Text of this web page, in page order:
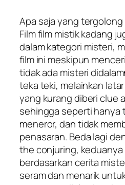
Apa saja yang tergolong
Film film mistik kadang
dalam kategori misteri,
film ini meskipun
tidak ada misteri
teka teki, melainkan
yang kurang diberi clue
sehingga seperti hanya
meneror, dan tidak
penasaran. Beda lagi
the conjuring,
berdasarkan cerita
seram dan menarik